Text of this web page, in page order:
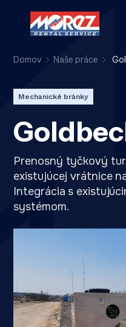
Domov Naše práce
Mechanické bránky
Prenosný tyčkový
existujúcej vrátnice
Integrácia s
systémom.